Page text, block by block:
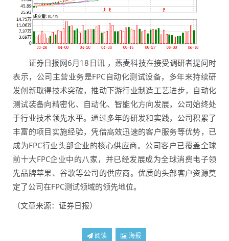
证券日报网6月18日讯 ，燕麦科技在接受调研者提问时
表示，公司主营业务是FPC自动化测试设备，多年来持续研
发创新取得技术突破，推动下游行业制造工艺进步，自动化
测试装备向精密化、自动化、智能化方向发展，公司始终处
于行业技术领先水平。通过多年的研发和实践，公司积累了
丰富的项目实施经验，凭借高效迅速的客户服务等优势，已
成为FPC行业头部企业的核心供应商。公司客户已覆盖全球
前十大FPC企业中的八家，并已经发展成为全球消费电子领
先品牌苹果、谷歌等公司的供应商。优质的头部客户资源奠
定了公司在FPC测试领域的领先地位。
（文章来源：证券日报）
阅读 海报